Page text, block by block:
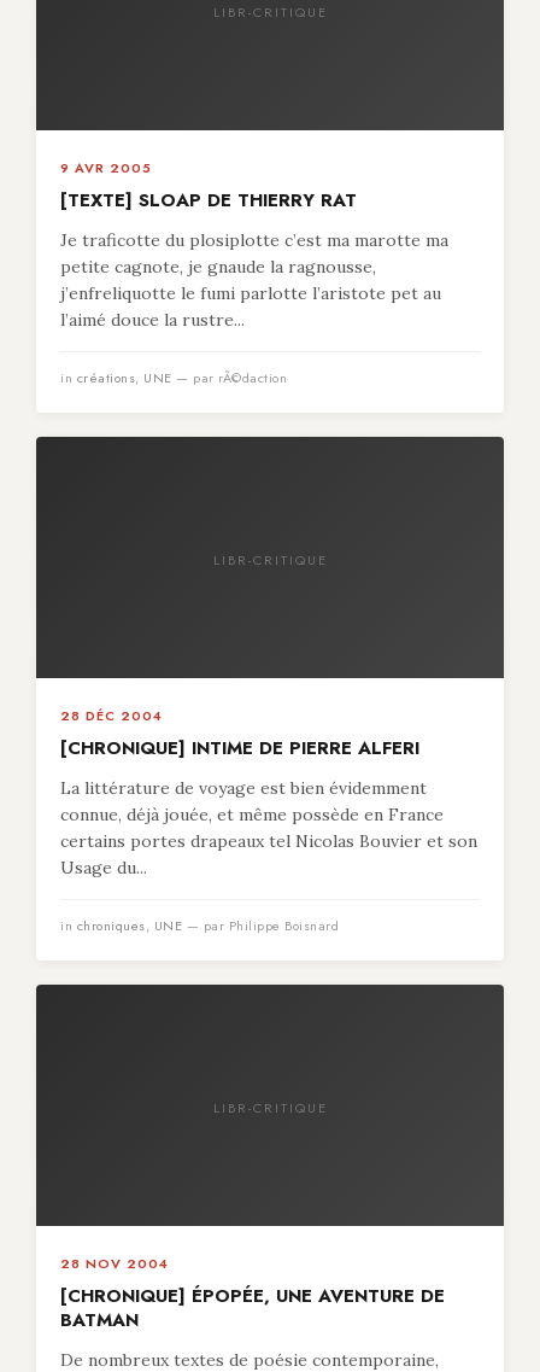
LIBR-CRITIQUE
9 AVR 2005
[TEXTE] SLOAP DE THIERRY RAT
Je traficotte du plosiplotte c’est ma marotte ma
petite cagnote, je gnaude la ragnousse,
j’enfreliquotte le fumi parlotte l’aristote pet au
l’aimé douce la rustre...
in créations, UNE — par rÃ©daction
LIBR-CRITIQUE
28 DÉC 2004
[CHRONIQUE] INTIME DE PIERRE ALFERI
La littérature de voyage est bien évidemment
connue, déjà jouée, et même possède en France
certains portes drapeaux tel Nicolas Bouvier et son
Usage du...
in chroniques, UNE — par Philippe Boisnard
LIBR-CRITIQUE
28 NOV 2004
[CHRONIQUE] ÉPOPÉE, UNE AVENTURE DE
BATMAN
De nombreux textes de poésie contemporaine,